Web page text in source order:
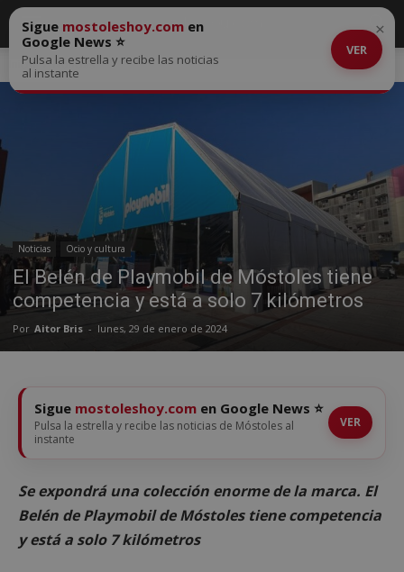
Inicio Noticias
Noticias Ocio y cultura
El Belén de Playmobil de Móstoles tiene
competencia y está a solo 7 kilómetros
Por Aitor Bris - lunes, 29 de enero de 2024
Sigue mostoleshoy.com en
Google News ⭐
Pulsa la estrella y recibe las noticias
al instante
VER
×
Sigue mostoleshoy.com en Google News ⭐
Pulsa la estrella y recibe las noticias de Móstoles al
instante
VER
Se expondrá una colección enorme de la marca. El
Belén de Playmobil de Móstoles tiene competencia
y está a solo 7 kilómetros